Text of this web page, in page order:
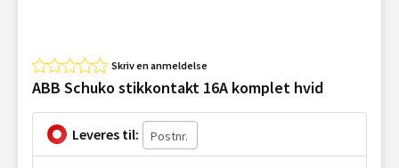
Skriv en anmeldelse
ABB Schuko stikkontakt 16A komplet hvid
Leveres til: